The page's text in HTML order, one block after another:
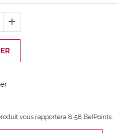
vous rapportera 8.58 BelPoints.